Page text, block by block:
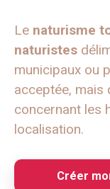
Le naturisme
naturistes
municipaux ou
acceptée, mais
concernant les
localisation.
Créer